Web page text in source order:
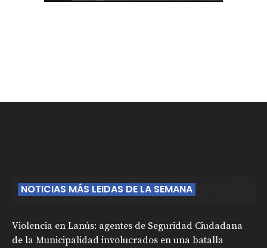
NOTICIAS MÁS LEIDAS DE LA SEMANA
Violencia en Lanús: agentes de Seguridad Ciudadana
de la Municipalidad involucrados en una batalla